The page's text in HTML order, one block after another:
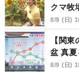
クマ牧
8/9 (日)
【関
盆 真
8/9 (日)